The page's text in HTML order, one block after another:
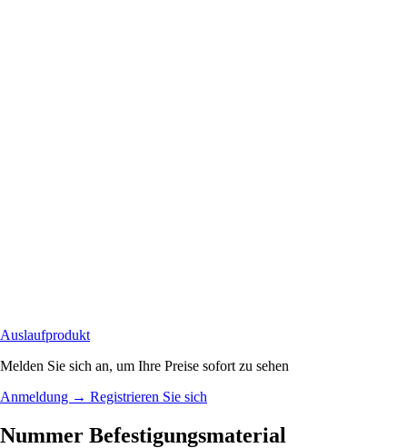
Auslaufprodukt
Melden Sie sich an, um Ihre Preise sofort zu sehen
Anmeldung → Registrieren Sie sich
Nummer Befestigungsmaterial